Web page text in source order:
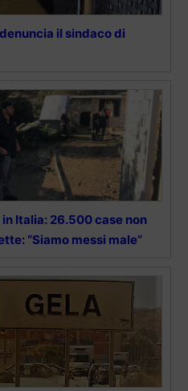
il sindaco di
Italia: 26.500 case non
“Siamo messi male”